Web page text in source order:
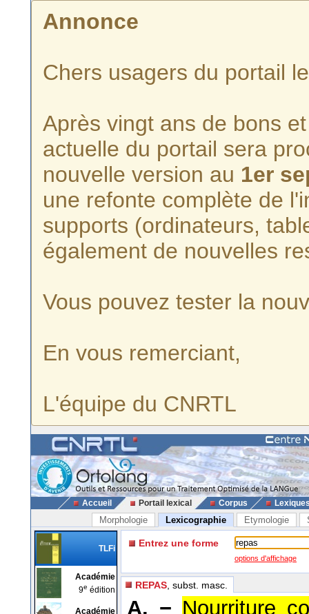
Annonce
Chers usagers du portail
Après vingt ans de bons
actuelle du portail sera
nouvelle version au 1er
une refonte complète de
supports (ordinateurs,
également de nouvelles
Vous pouvez tester la
En vous remerciant,
L'équipe du CNRTL
Accueil Portail lexical Corpus
Morphologie Lexicographie Etymologie
TLFi
Académie
9e édition
Académie
Entrez une forme
options d'affichage
REPAS , subst. masc.
A. − Nourriture